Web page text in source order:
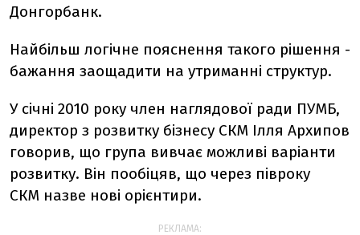
Донгорбанк.
Найбільш логічне пояснення такого рішення -
бажання заощадити на утриманні структур.
У січні 2010 року член наглядової ради ПУМБ,
директор з розвитку бізнесу СКМ Ілля Архипов
говорив, що група вивчає можливі варіанти
розвитку. Він пообіцяв, що через півроку
СКМ назве нові орієнтири.
РЕКЛАМА: